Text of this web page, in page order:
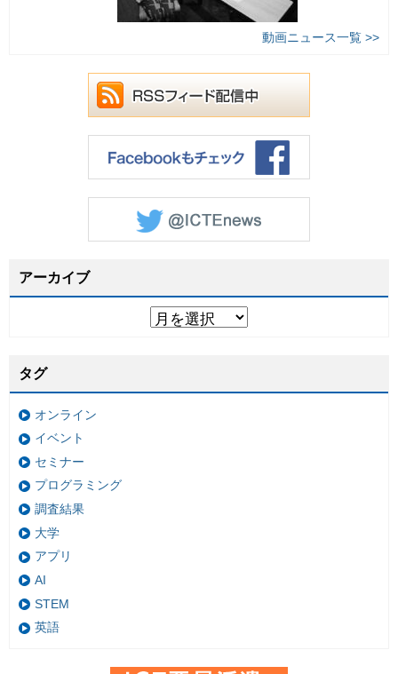
動画ニュース一覧 >>
アーカイブ
タグ
オンライン
イベント
セミナー
プログラミング
調査結果
大学
アプリ
AI
STEM
英語